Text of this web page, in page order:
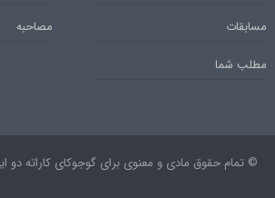
مسابقات
مصاحبه
مطلب شما
© تمام حقوق مادی و معنوی برای گوجوکای کاراته دو